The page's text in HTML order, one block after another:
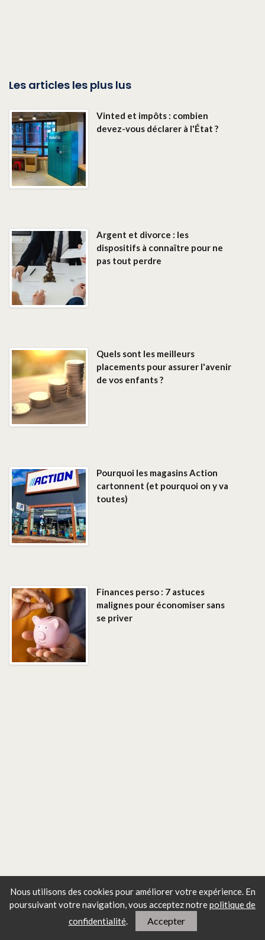
Nous utilisons des cookies pour améliorer votre expérience. En
poursuivant votre navigation, vous acceptez notrepolitique de
confidentialité. Accepter
Les articles les plus lus
Vinted et impôts : combien
devez-vous déclarer à l'État ?
Argent et divorce : les
dispositifs à connaître pour ne
pas tout perdre
Quels sont les meilleurs
placements pour assurer l'avenir
de vos enfants ?
Pourquoi les magasins Action
cartonnent (et pourquoi on y va
toutes)
Finances perso : 7 astuces
malignes pour économiser sans
se priver